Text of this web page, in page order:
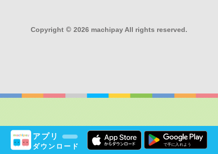
アプリ
ダウンロード
Copyright © 2026 machipay All rights reserved.